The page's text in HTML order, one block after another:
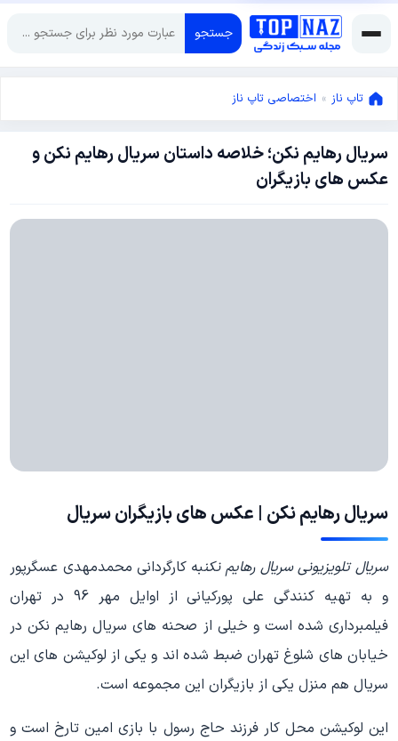
جستجو
تاپ ناز » اختصاصی تاپ ناز
سریال رهایم نکن؛ خلاصه داستان سریال رهایم نکن و
عکس های بازیگران
آوریل
سریال رهایم نکن | عکس های بازیگران سریال
سریال تلویزیونیسریال رهایم نکنبه کارگردانی محمدمهدی عسگرپور
و به تهیه کنندگی علی پورکیانی از اوایل مهر 96 در تهران
فیلمبرداری شده است و خیلی از صحنه های سریال رهایم نکن در
خیابان های شلوغ تهران ضبط شده اند و یکی از لوکیشن های این
سریال هم منزل یکی از بازیگران این مجموعه است.
این لوکیشن محل کار فرزند حاج رسول با بازی امین تارخ است و